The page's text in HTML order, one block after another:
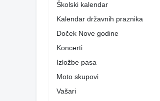
Školski kalendar
Kalendar državnih praznika
Doček Nove godine
Koncerti
Izložbe pasa
Moto skupovi
Vašari